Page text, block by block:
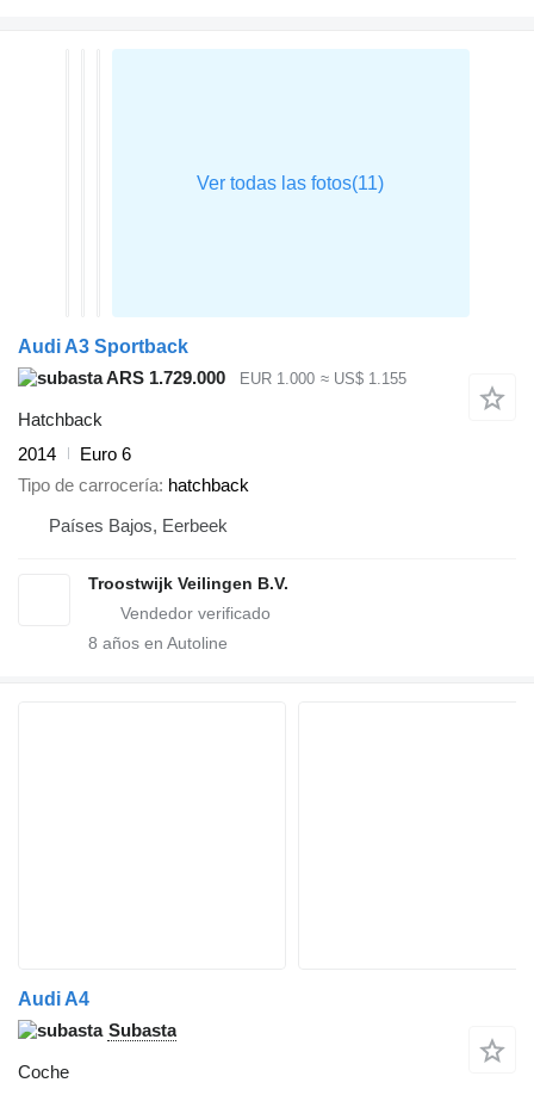
Audi A3 Sportback
ARS 1.729.000
EUR 1.000 ≈ US$ 1.155
Hatchback
2014
Euro 6
Tipo de carrocería hatchback
Países Bajos, Eerbeek
Troostwijk Veilingen B.V.
8 años en Autoline
Audi A4
Subasta
Coche